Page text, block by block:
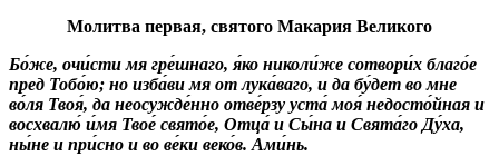
Молитва первая, святого Макария Великого
Бо́же, очи́сти мя гре́шнаго, я́ко николи́же сотвори́х благо́е
пред Тобо́ю; но изба́ви мя от лука́ваго, и да бу́дет во мне
во́ля Твоя́, да неосужде́нно отве́рзу уста́ моя́ недосто́йная и
восхвалю́ и́мя Твое́ свято́е, Отца́ и Сы́на и Свята́го Ду́ха,
ны́не и при́сно и во ве́ки веко́в. Ами́нь.